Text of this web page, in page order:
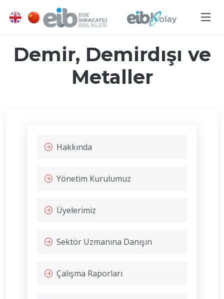
Demir, Demirdışı ve
Metaller
Hakkında
Yönetim Kurulumuz
Üyelerimiz
Sektör Uzmanına Danışın
Çalışma Raporları